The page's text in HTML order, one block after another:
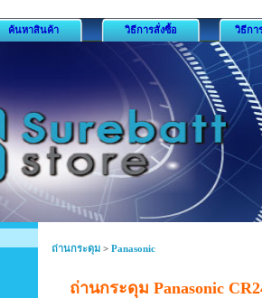
ค้นหาสินค้า วิธีการสั่งซื้อ วิธีกา
ถ่านกระดุม > Panasonic
ถ่านกระดุม Panasonic